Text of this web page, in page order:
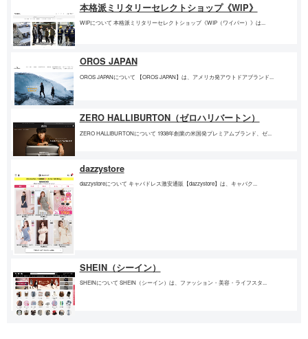
本格派ミリタリーセレクトショップ《WIP》
WIPについて 本格派ミリタリーセレクトショップ《WIP（ワイパー）》は...
OROS JAPAN
OROS JAPANについて 【OROS JAPAN】は、アメリカ発アウトドアブランド...
ZERO HALLIBURTON（ゼロハリバートン）
ZERO HALLIBURTONについて 1938年創業の米国発プレミアムブランド、ゼ...
dazzystore
dazzystoreについて キャバドレス激安通販【dazzystore】は、キャバク...
SHEIN（シーイン）
SHEINについて SHEIN（シーイン）は、ファッション・美容・ライフスタ...